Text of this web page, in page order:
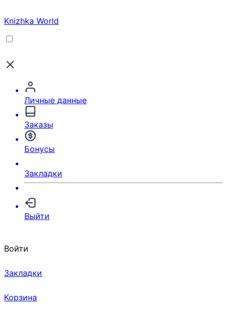
Knizhka World
Личные данные
Заказы
Бонусы
Закладки
Выйти
Войти
Закладки
Корзина